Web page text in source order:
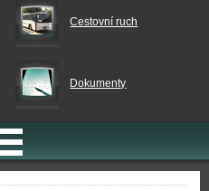
Cestovní ruch
Dokumenty